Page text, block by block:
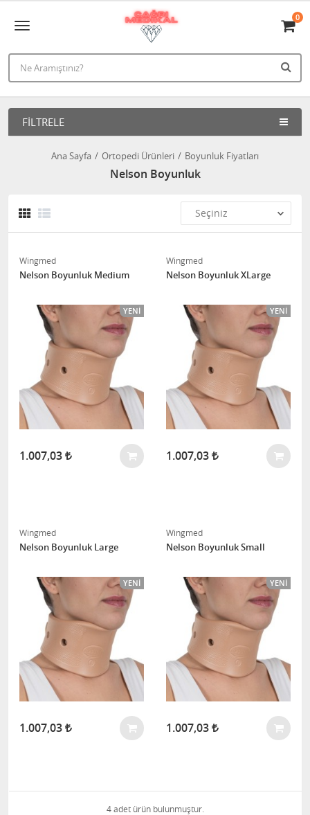
0
FILTRELE
Ana Sayfa Ortopedi Ürünleri Boyunluk Fiyatları
Nelson Boyunluk
Wingmed
Nelson Boyunluk Medium
YENI
1.007,03
Wingmed
Nelson Boyunluk XLarge
YENI
1.007,03
Wingmed
Nelson Boyunluk Large
YENI
1.007,03
Wingmed
Nelson Boyunluk Small
YENI
1.007,03
4 adet ürün bulunmuştur.